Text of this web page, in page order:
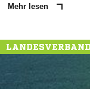
Mehr lesen
LANDESVERBAND